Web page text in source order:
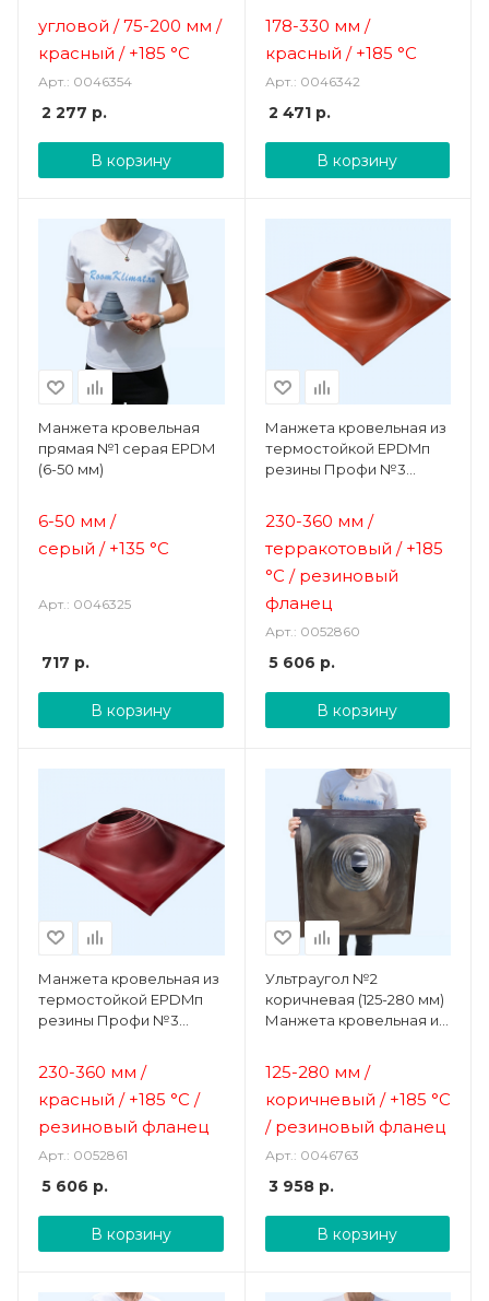
угловой / 75-200 мм /
красный / +185 °C
Арт.: 0046354
2 277 р.
В корзину
178-330 мм /
красный / +185 °C
Арт.: 0046342
2 471р.
В корзину
Манжета кровельная
прямая №1 серая EPDM
(6-50 мм)
6-50 мм /
серый / +135 °C
Арт.: 0046325
717 р.
В корзину
Манжета кровельная из
термостойкой EPDMп
резины Профи №3
230-360 мм /
терракотовый / +185
°C / резиновый
фланец
Арт.: 0052860
5 606 р.
В корзину
Манжета кровельная из
термостойкой EPDMп
резины Профи №3
230-360 мм /
красный / +185 °C /
резиновый фланец
Арт.: 0052861
5 606 р.
В корзину
Ультраугол №2
коричневая (125-280 мм)
Манжета кровельная из
125-280 мм /
коричневый / +185 °C
/ резиновый фланец
Арт.: 0046763
3 958р.
В корзину